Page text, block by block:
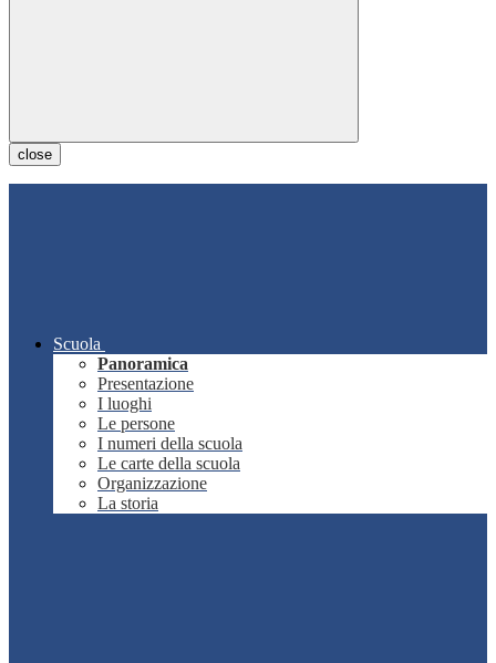
close
Scuola
Panoramica
Presentazione
I luoghi
Le persone
I numeri della scuola
Le carte della scuola
Organizzazione
La storia